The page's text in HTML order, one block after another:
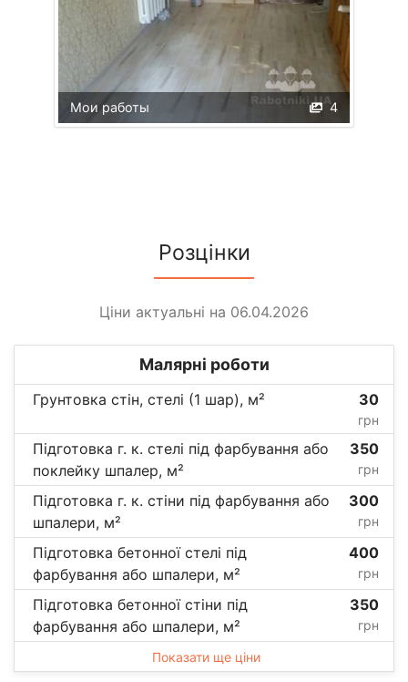
4
Мои работы
Розцінки
Ціни актуальні на 06.04.2026
Малярні роботи
Грунтовка стін, стелі (1 шар), м² 30
грн
Підготовка г. к. стелі під фарбування або
поклейку шпалер, м²
350
грн
Підготовка г. к. стіни під фарбування або
шпалери, м²
300
грн
Підготовка бетонної стелі під
фарбування або шпалери, м²
400
грн
Підготовка бетонної стіни під
фарбування або шпалери, м²
350
грн
Показати ще ціни